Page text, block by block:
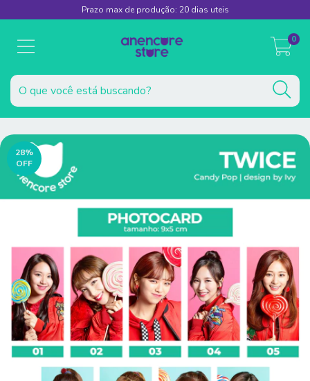
Prazo max de produção: 20 dias uteis
0
28%
OFF